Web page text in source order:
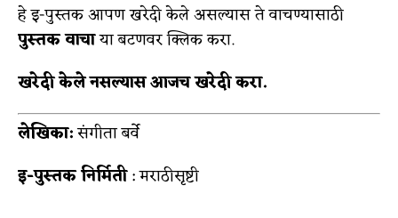
हे इ-पुस्तक आपण खरेदी केले असल्यास ते वाचण्यासाठी
पुस्तक वाचाया बटणवर क्लिक करा.
खरेदी केले नसल्यास आजच खरेदी करा.
लेखिका:संगीता बर्वे
इ-पुस्तक निर्मिती: मराठीसृष्टी